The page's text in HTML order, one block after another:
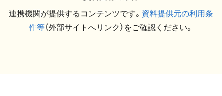
連携機関が提供するコンテンツです。 資料提供元の利用条
件等（外部サイトへリンク）をご確認ください。